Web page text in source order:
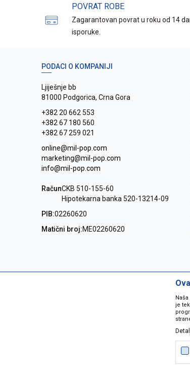
POVRAT ROBE
Zagarantovan povrat u roku od 14
isporuke.
PODACI O KOMPANIJI
Ljiješnje bb
81000 Podgorica, Crna Gora
+382 20 662 553
+382 67 180 560
+382 67 259 021
online@mil-pop.com
marketing@mil-pop.com
info@mil-pop.com
RačunCKB 510-155-60
Hipotekarna banka 520-13214-09
PIB:02260620
Matični broj:ME02260620
Nastojimo da
grešaka. Svi artikli na
je